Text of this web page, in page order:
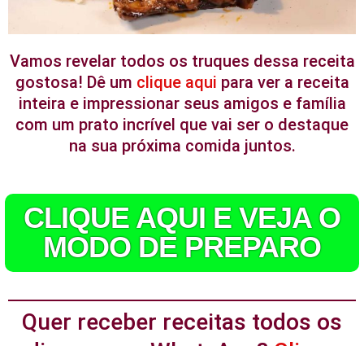
Vamos revelar todos os truques dessa receita
gostosa! Dê um clique aqui para ver a receita
inteira e impressionar seus amigos e família
com um prato incrível que vai ser o destaque
na sua próxima comida juntos.
CLIQUE AQUI E VEJA O
MODO DE PREPARO
Quer receber receitas todos os